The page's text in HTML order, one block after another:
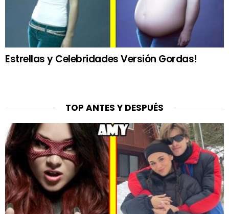
Estrellas y Celebridades Versión Gordas!
TOP ANTES Y DESPUÉS